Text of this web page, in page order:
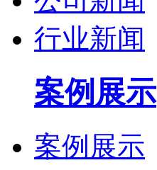
行业新闻
案例展示
案例展示